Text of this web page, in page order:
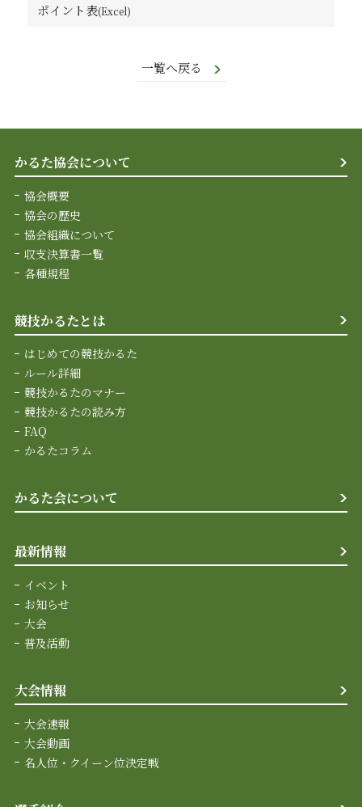
ポイント表
一覧へ戻る
かるた協会について
協会概要
協会の歴史
協会組織について
収支決算書一覧
各種規程
競技かるたとは
はじめての競技かるた
ルール詳細
競技かるたのマナー
競技かるたの読み方
FAQ
かるたコラム
かるた会について
最新情報
イベント
お知らせ
大会
普及活動
大会情報
大会速報
大会動画
名人位・クイーン位決定戦